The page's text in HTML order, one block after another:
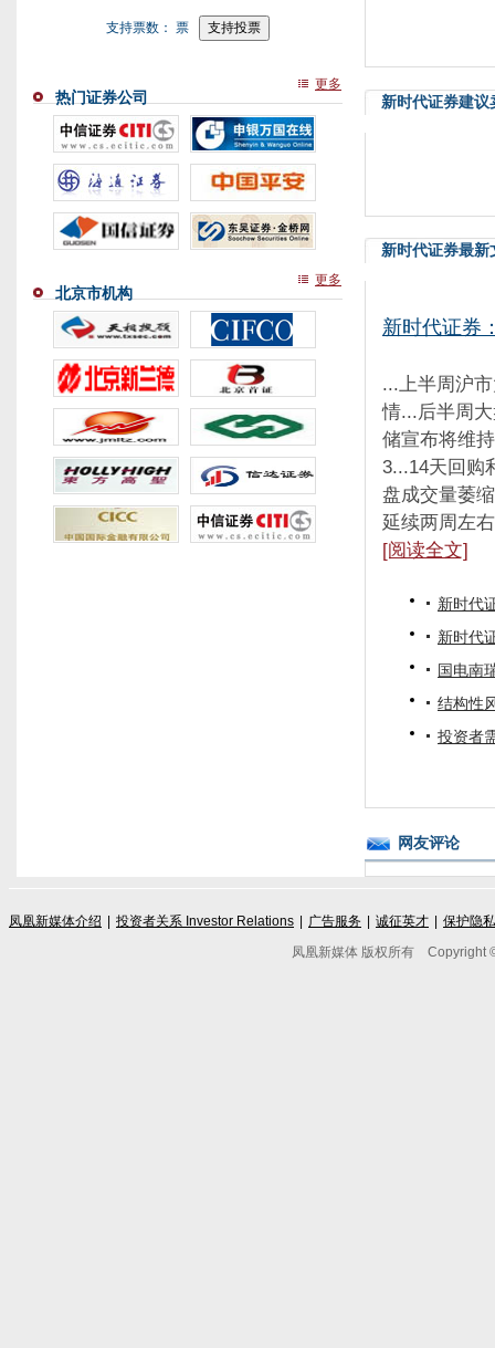
支持票数： 票
热门证券公司
更多
北京市机构
更多
新时代证券建议
新时代证券最新
新时代证券
...上半周沪
情...后半周
储宣布将维
3...14天回购
盘成交量萎
延续两周左
[阅读全文]
新时代
新时代
国电南
结构性
投资者
网友评论
凤凰新媒体介绍 投资者关系 Investor Relations 广告服务 诚征英才
保护隐
凤凰新媒体 版权所有 Copyright